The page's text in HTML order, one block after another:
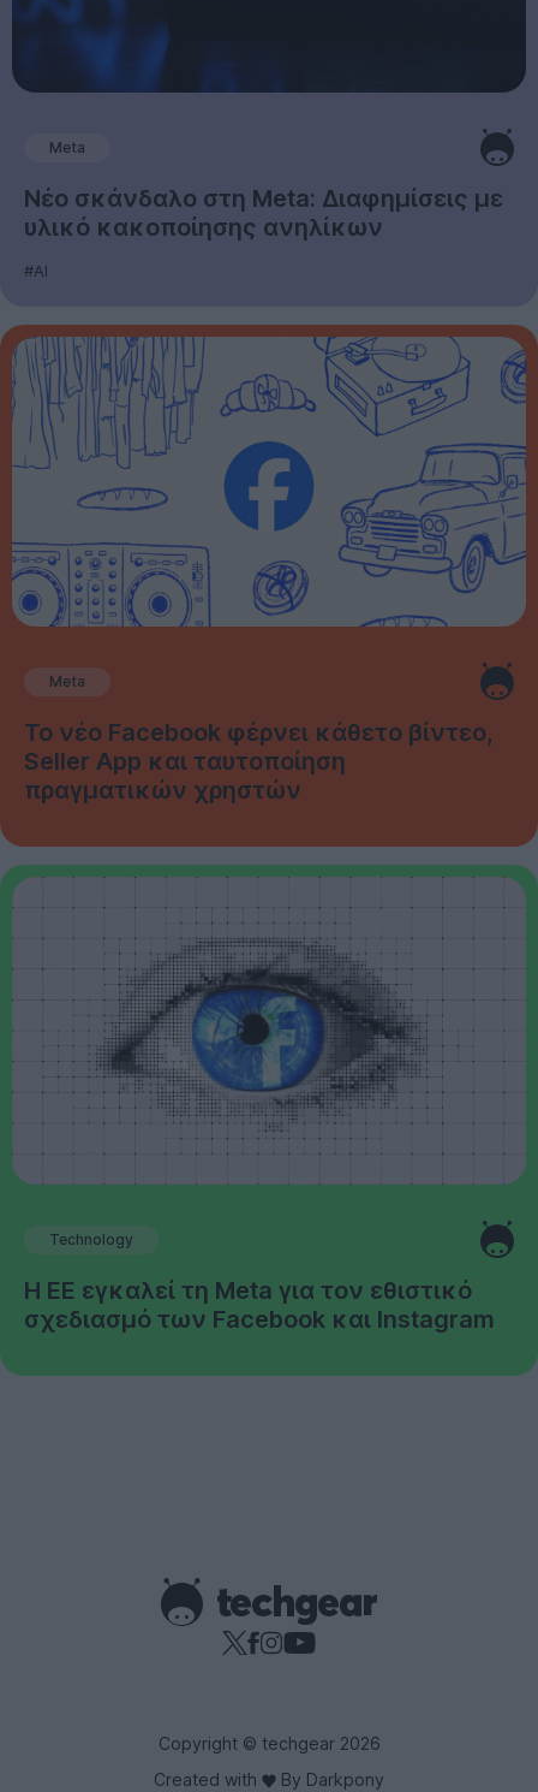
Meta
Νέο σκάνδαλο στη Meta: Διαφημίσεις με
υλικό κακοποίησης ανηλίκων
#AI
Meta
Το νέο Facebook φέρνει κάθετο βίντεο,
Seller App και ταυτοποίηση
πραγματικών χρηστών
Technology
Η ΕΕ εγκαλεί τη Meta για τον εθιστικό
σχεδιασμό των Facebook και Instagram
Copyright © techgear 2026
Created with
By Darkpony